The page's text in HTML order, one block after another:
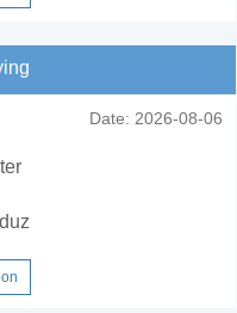
Date: 2026-08-06